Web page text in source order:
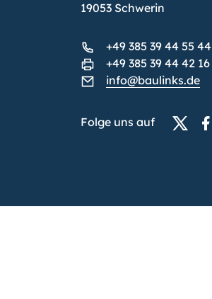
19053 Schwerin
+49 385 39 44 55 44
+49 385 39 44 42 16
info@baulinks.de
Folge uns auf